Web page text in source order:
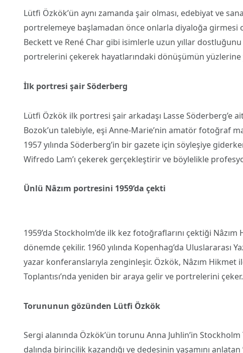
Lütfi Özkök’ün aynı zamanda şair olması, edebiyat ve
portrelemeye başlamadan önce onlarla diyaloğa girmesi
Beckett ve René Char gibi isimlerle uzun yıllar
portrelerini çekerek hayatlarındaki dönüşümün yüzlerine
İlk portresi şair Söderberg
Lütfi Özkök ilk portresi şair arkadaşı Lasse Söderberg’e
Bozok’un talebiyle, eşi Anne-Marie’nin amatör fotoğraf
1957 yılında Söderberg’in bir gazete için söyleşiye
Wifredo Lam’ı çekerek gerçekleştirir ve böylelikle
Ünlü Nâzım portresini 1959’da çekti
1959’da Stockholm’de ilk kez fotoğraflarını çektiği
dönemde çekilir. 1960 yılında Kopenhag’da Uluslararası
yazar konferanslarıyla zenginleşir. Özkök, Nâzım Hikmet
Toplantısı’nda yeniden bir araya gelir ve portrelerini çeker.
Torununun gözünden Lütfi Özkök
Sergi alanında Özkök’ün torunu Anna Juhlin’in
dalında birincilik kazandığı ve dedesinin yaşamını